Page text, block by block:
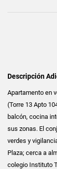
Descripción
Apartamento en
(Torre 13 Apto
balcón, cocina
sus zonas. El
verdes y
Plaza; cerca a
colegio Instituto